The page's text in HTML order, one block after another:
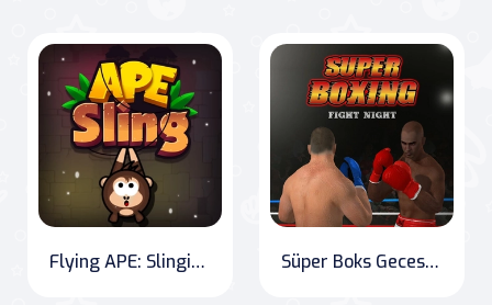
Flying APE: Slinging Through Adventure Süper Boks Gecesi Dövüşü